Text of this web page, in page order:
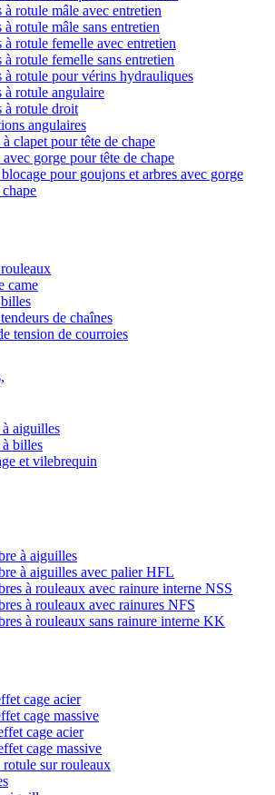
à rotule mâle avec entretien
à rotule mâle sans entretien
à rotule femelle avec entretien
à rotule femelle sans entretien
à rotule pour vérins hydrauliques
à rotule angulaire
à rotule droit
angulaires
clapet pour tête de chape
gorge pour tête de chape
pour goujons et arbres avec gorge
came
de chaînes
tension de courroies
aiguilles
billes
et vilebrequin
à aiguilles
à aiguilles avec palier HFL
à rouleaux avec rainure interne NSS
à rouleaux avec rainures NFS
à rouleaux sans rainure interne KK
cage acier
cage massive
cage acier
cage massive
rotule sur rouleaux